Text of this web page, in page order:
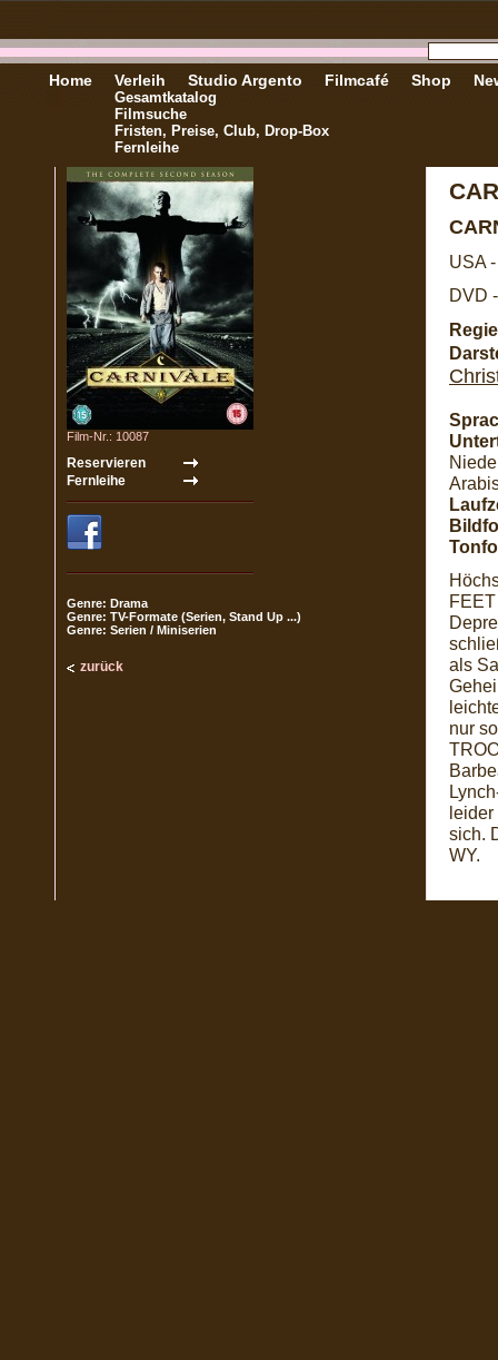
Home Verleih
Gesamtkatalog
Filmsuche
Fristen, Preise, Club, Drop-Box
Fernleihe
Studio Argento Filmcafé Shop
Film-Nr.: 10087
Genre: Drama
Genre: TV-Formate (Serien, Stand Up ...)
Genre: Serien / Miniserien
zurück
USA
DVD
als
nur
leider
sich.
WY.